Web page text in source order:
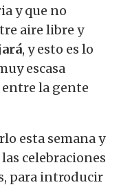
y que no
aire libre y
, y esto es lo
escasa
la gente
esta semana y
celebraciones
para introducir